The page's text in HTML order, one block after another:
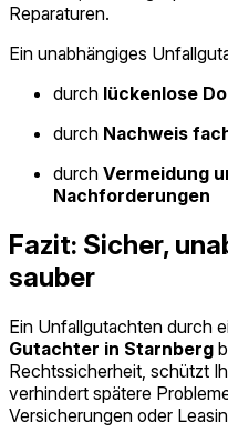
Reparaturen.
Ein unabhängiges
durch lückenlose
durch Nachweis
durch Vermeidung
Nachforderungen
Fazit: Sicher,
sauber
Ein Unfallgutachten durch
Gutachter in Starnberg
Rechtssicherheit, schützt
verhindert spätere
Versicherungen oder